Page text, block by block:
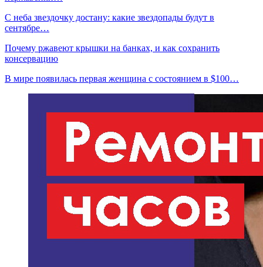
С неба звездочку достану: какие звездопады будут в
сентябре…
Почему ржавеют крышки на банках, и как сохранить
консервацию
В мире появилась первая женщина с состоянием в $100…